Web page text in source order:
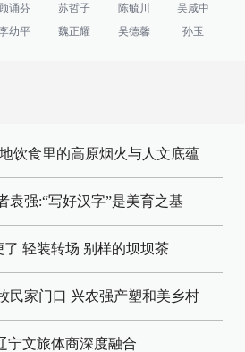
顾诵芬 苏哲子 陈毓川
吴咸中
幼平 魏正耀 吴德馨 孙玉
饮食里的高原烟火与人文底蕴
袁强:“写好汉字”是美育之基
了 轻装转场 别样的坝坝茶
民家门口 兴农强产塑和美乡村
宁文旅体商深度融合